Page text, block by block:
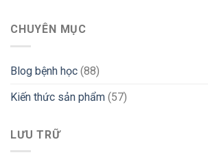
CHUYÊN MỤC
Blog bệnh học (88)
Kiến thức sản phẩm (57)
LƯU TRỮ